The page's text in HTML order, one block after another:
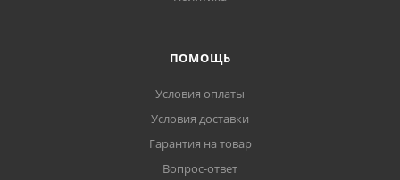
ПОМОЩЬ
Условия оплаты
Условия доставки
Гарантия на товар
Вопрос-ответ